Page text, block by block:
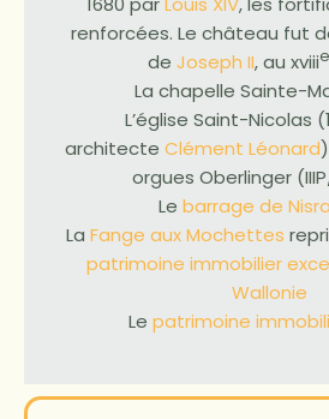
renforcées. Le château fut
de Joseph II, au xviiie
La chapelle Sainte-
L’église Saint-Nicolas
architecte Clément Léonard
orgues Oberlinger
Le barrage de
La Fange aux Mochettes
patrimoine immobilier
Wallonie
Le patrimoine